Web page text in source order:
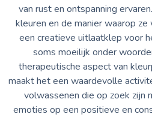
van rust en ontspanning
kleuren en de manier waarop
een creatieve uitlaatklep voor
soms moeilijk onder
therapeutische aspect van
maakt het een waardevolle
volwassenen die op zoek zijn
emoties op een positieve en